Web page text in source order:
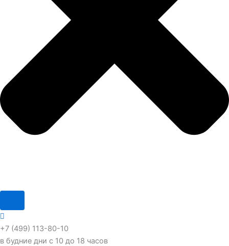
+7 (499) 113-80-10
в будние дни с 10 до 18 часов